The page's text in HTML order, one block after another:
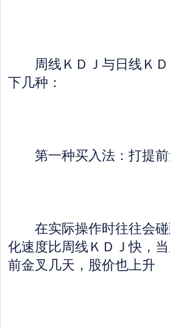
周线ＫＤＪ与日线ＫＤ
下几种：
第一种买入法：打提前
在实际操作时往往会碰
化速度比周线ＫＤＪ快，
前金叉几天，股价也上升